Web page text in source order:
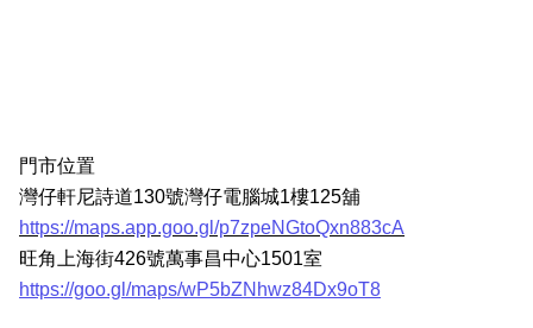
門市位置
灣仔軒尼詩道130號灣仔電腦城1樓125舖
https://maps.app.goo.gl/p7zpeNGtoQxn883cA
旺角上海街426號萬事昌中心1501室
https://goo.gl/maps/wP5bZNhwz84Dx9oT8